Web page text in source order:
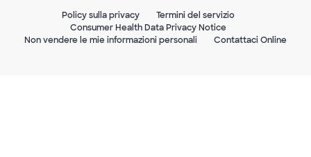
Policy sulla privacy
Termini del servizio
Consumer Health Data Privacy Notice
Non vendere le mie informazioni personali
Contattaci Online